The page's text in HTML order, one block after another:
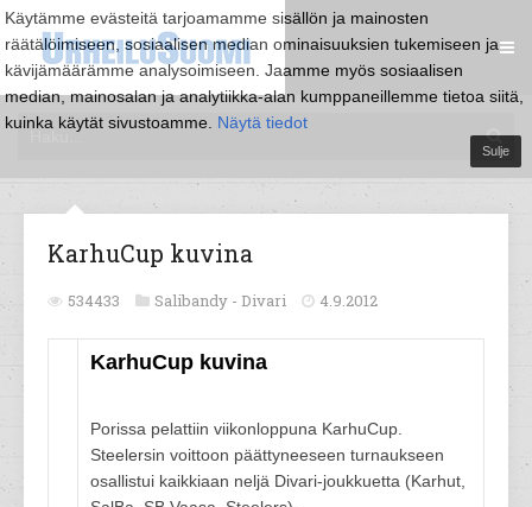
Käytämme evästeitä tarjoamamme sisällön ja mainosten
räätälöimiseen, sosiaalisen median ominaisuuksien tukemiseen ja
kävijämäärämme analysoimiseen. Jaamme myös sosiaalisen
median, mainosalan ja analytiikka-alan kumppaneillemme tietoa siitä,
kuinka käytät sivustoamme. Näytä tiedot
Sulje
KarhuCup kuvina
534433 Salibandy - Divari 4.9.2012
KarhuCup kuvina
Porissa pelattiin viikonloppuna KarhuCup.
Steelersin voittoon päättyneeseen turnaukseen
osallistui kaikkiaan neljä Divari-joukkuetta (Karhut,